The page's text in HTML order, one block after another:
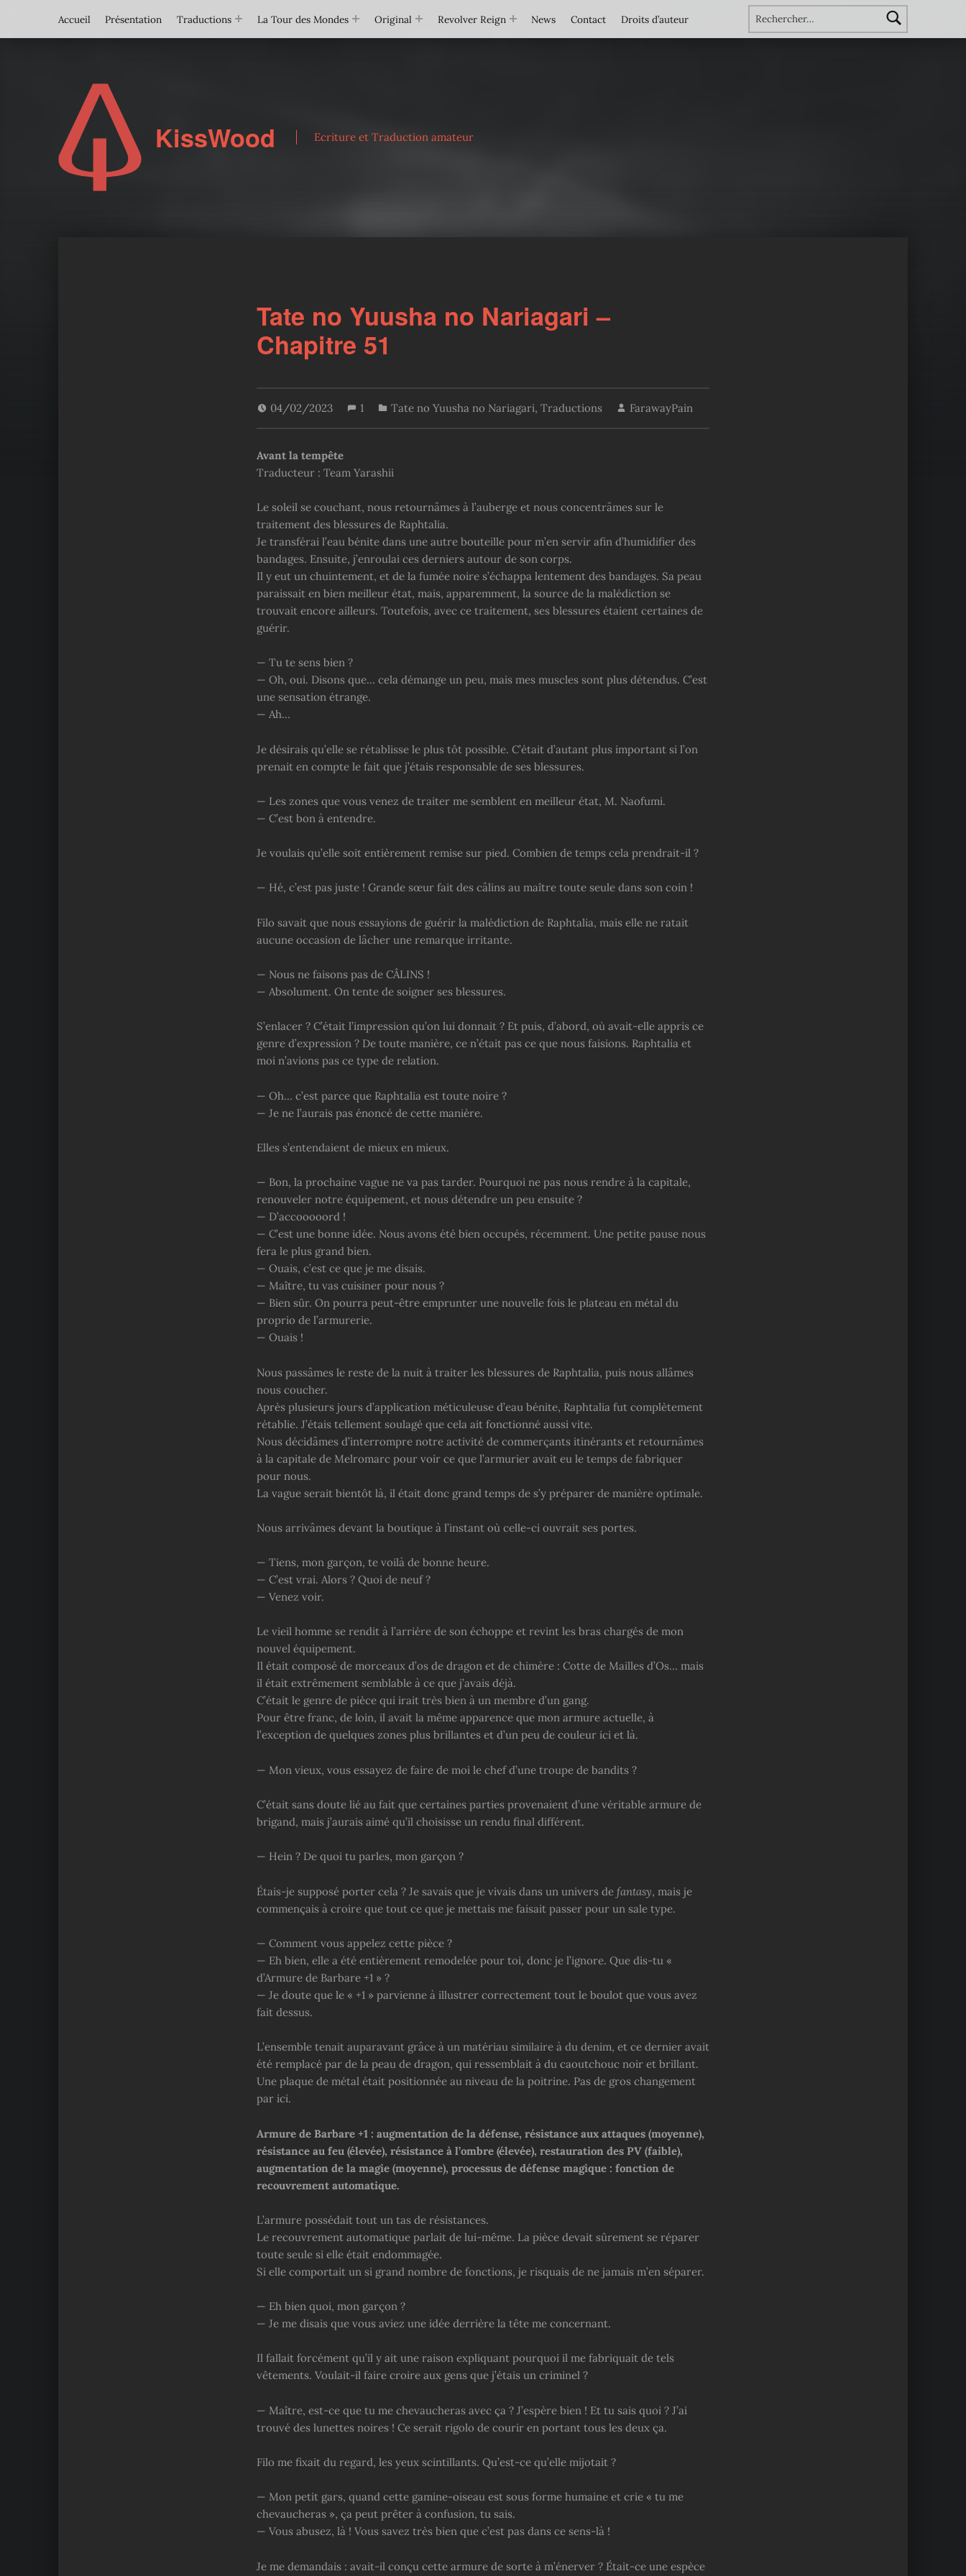
Rechercher :
Accueil
Présentation Traductions La Tour des Mondes Original Revolver Reign News Contact Droits d’auteur
KissWood Ecriture et Traduction amateur
Tate no Yuusha no Nariagari –
Chapitre 51
04/02/2023 1 Tate no Yuusha no Nariagari, Traductions FarawayPain
Avant la tempête
Traducteur : Team Yarashii
Le soleil se couchant, nous retournâmes à l’auberge et nous concentrâmes sur le
traitement des blessures de Raphtalia.
Je transférai l’eau bénite dans une autre bouteille pour m’en servir afin d’humidifier des
bandages. Ensuite, j’enroulai ces derniers autour de son corps.
Il y eut un chuintement, et de la fumée noire s’échappa lentement des bandages. Sa peau
paraissait en bien meilleur état, mais, apparemment, la source de la malédiction se
trouvait encore ailleurs. Toutefois, avec ce traitement, ses blessures étaient certaines de
guérir.
— Tu te sens bien ?
— Oh, oui. Disons que… cela démange un peu, mais mes muscles sont plus détendus. C’est
une sensation étrange.
— Ah…
Je désirais qu’elle se rétablisse le plus tôt possible. C’était d’autant plus important si l’on
prenait en compte le fait que j’étais responsable de ses blessures.
— Les zones que vous venez de traiter me semblent en meilleur état, M. Naofumi.
— C’est bon à entendre.
Je voulais qu’elle soit entièrement remise sur pied. Combien de temps cela prendrait-il ?
— Hé, c’est pas juste ! Grande sœur fait des câlins au maître toute seule dans son coin !
Filo savait que nous essayions de guérir la malédiction de Raphtalia, mais elle ne ratait
aucune occasion de lâcher une remarque irritante.
— Nous ne faisons pas de CÂLINS !
— Absolument. On tente de soigner ses blessures.
S’enlacer ? C’était l’impression qu’on lui donnait ? Et puis, d’abord, où avait-elle appris ce
genre d’expression ? De toute manière, ce n’était pas ce que nous faisions. Raphtalia et
moi n’avions pas ce type de relation.
— Oh… c’est parce que Raphtalia est toute noire ?
— Je ne l’aurais pas énoncé de cette manière.
Elles s’entendaient de mieux en mieux.
— Bon, la prochaine vague ne va pas tarder. Pourquoi ne pas nous rendre à la capitale,
renouveler notre équipement, et nous détendre un peu ensuite ?
— D’accooooord !
— C’est une bonne idée. Nous avons été bien occupés, récemment. Une petite pause nous
fera le plus grand bien.
— Ouais, c’est ce que je me disais.
— Maître, tu vas cuisiner pour nous ?
— Bien sûr. On pourra peut-être emprunter une nouvelle fois le plateau en métal du
proprio de l’armurerie.
— Ouais !
Nous passâmes le reste de la nuit à traiter les blessures de Raphtalia, puis nous allâmes
nous coucher.
Après plusieurs jours d’application méticuleuse d’eau bénite, Raphtalia fut complètement
rétablie. J’étais tellement soulagé que cela ait fonctionné aussi vite.
Nous décidâmes d’interrompre notre activité de commerçants itinérants et retournâmes
à la capitale de Melromarc pour voir ce que l’armurier avait eu le temps de fabriquer
pour nous.
La vague serait bientôt là, il était donc grand temps de s’y préparer de manière optimale.
Nous arrivâmes devant la boutique à l’instant où celle-ci ouvrait ses portes.
— Tiens, mon garçon, te voilà de bonne heure.
— C’est vrai. Alors ? Quoi de neuf ?
— Venez voir.
Le vieil homme se rendit à l’arrière de son échoppe et revint les bras chargés de mon
nouvel équipement.
Il était composé de morceaux d’os de dragon et de chimère : Cotte de Mailles d’Os… mais
il était extrêmement semblable à ce que j’avais déjà.
C’était le genre de pièce qui irait très bien à un membre d’un gang.
Pour être franc, de loin, il avait la même apparence que mon armure actuelle, à
l’exception de quelques zones plus brillantes et d’un peu de couleur ici et là.
— Mon vieux, vous essayez de faire de moi le chef d’une troupe de bandits ?
C’était sans doute lié au fait que certaines parties provenaient d’une véritable armure de
brigand, mais j’aurais aimé qu’il choisisse un rendu final différent.
— Hein ? De quoi tu parles, mon garçon ?
Étais-je supposé porter cela ? Je savais que je vivais dans un univers de fantasy, mais je
commençais à croire que tout ce que je mettais me faisait passer pour un sale type.
— Comment vous appelez cette pièce ?
— Eh bien, elle a été entièrement remodelée pour toi, donc je l’ignore. Que dis-tu «
d’Armure de Barbare +1 » ?
— Je doute que le « +1 » parvienne à illustrer correctement tout le boulot que vous avez
fait dessus.
L’ensemble tenait auparavant grâce à un matériau similaire à du denim, et ce dernier avait
été remplacé par de la peau de dragon, qui ressemblait à du caoutchouc noir et brillant.
Une plaque de métal était positionnée au niveau de la poitrine. Pas de gros changement
par ici.
Armure de Barbare +1 : augmentation de la défense, résistance aux attaques (moyenne),
résistance au feu (élevée), résistance à l’ombre (élevée), restauration des PV (faible),
augmentation de la magie (moyenne), processus de défense magique : fonction de
recouvrement automatique.
L’armure possédait tout un tas de résistances.
Le recouvrement automatique parlait de lui-même. La pièce devait sûrement se réparer
toute seule si elle était endommagée.
Si elle comportait un si grand nombre de fonctions, je risquais de ne jamais m’en séparer.
— Eh bien quoi, mon garçon ?
— Je me disais que vous aviez une idée derrière la tête me concernant.
Il fallait forcément qu’il y ait une raison expliquant pourquoi il me fabriquait de tels
vêtements. Voulait-il faire croire aux gens que j’étais un criminel ?
— Maître, est-ce que tu me chevaucheras avec ça ? J’espère bien ! Et tu sais quoi ? J’ai
trouvé des lunettes noires ! Ce serait rigolo de courir en portant tous les deux ça.
Filo me fixait du regard, les yeux scintillants. Qu’est-ce qu’elle mijotait ?
— Mon petit gars, quand cette gamine-oiseau est sous forme humaine et crie « tu me
chevaucheras », ça peut prêter à confusion, tu sais.
— Vous abusez, là ! Vous savez très bien que c’est pas dans ce sens-là !
Je me demandais : avait-il conçu cette armure de sorte à m’énerver ? Était-ce une espèce